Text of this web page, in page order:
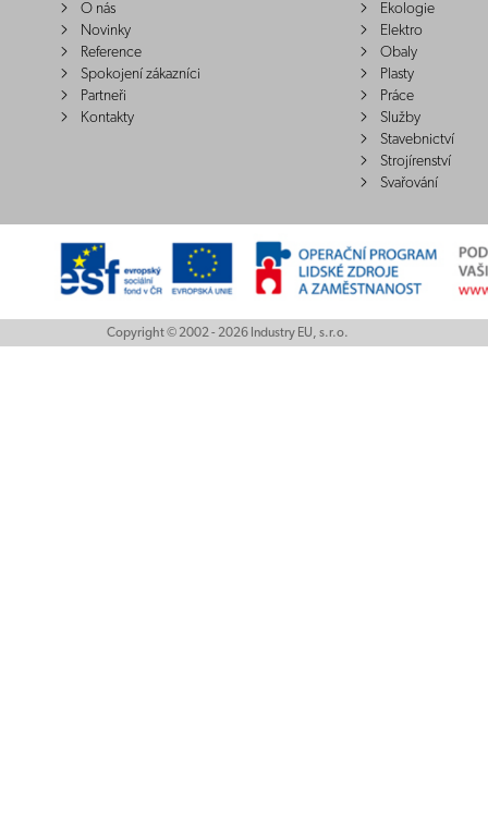
O nás
Novinky
Reference
Spokojení zákazníci
Partneři
Kontakty
Ekologie
Elektro
Obaly
Plasty
Práce
Služby
Stavebnictví
Strojírenství
Svařování
Copyright © 2002 - 2026 Industry EU, s.r.o.